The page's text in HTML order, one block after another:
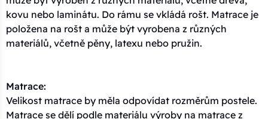
kovu nebo laminátu. Do rámu se vkládá rošt. Matrace je
položena na rošt a může být vyrobena z různých
materiálů, včetně pěny, latexu nebo pružin.
Matrace:
Velikost matrace by měla odpovídat rozměrům postele.
Matrace se dělí podle materiálu výroby na matrace z